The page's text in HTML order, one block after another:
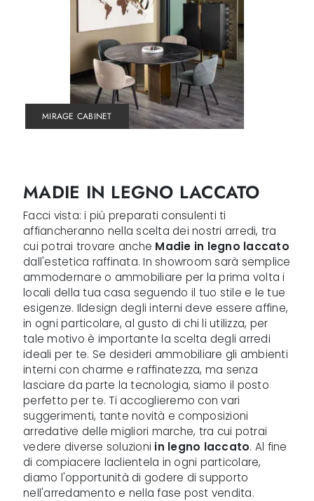
MIRAGE CABINET
MADIE IN LEGNO LACCATO
Facci vista: i più preparati consulenti ti
affiancheranno nella scelta dei nostri arredi, tra
cui potrai trovare anche Madie in legno laccato
dall'estetica raffinata. In showroom sarà semplice
ammodernare o ammobiliare per la prima volta i
locali della tua casa seguendo il tuo stile e le tue
esigenze. Ildesign degli interni deve essere affine,
in ogni particolare, al gusto di chi li utilizza, per
tale motivo è importante la scelta degli arredi
ideali per te. Se desideri ammobiliare gli ambienti
interni con charme e raffinatezza, ma senza
lasciare da parte la tecnologia, siamo il posto
perfetto per te. Ti accoglieremo con vari
suggerimenti, tante novità e composizioni
arredative delle migliori marche, tra cui potrai
vedere diverse soluzioni in legno laccato. Al fine
di compiacere laclientela in ogni particolare,
diamo l'opportunità di godere di supporto
nell'arredamento e nella fase post vendita.